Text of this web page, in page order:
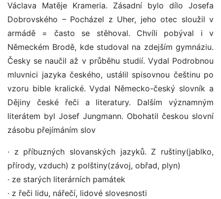
Václava Matěje Krameria. Zásadní bylo dílo Josefa
Dobrovského – Pocházel z Uher, jeho otec sloužil v
armádě = často se stěhoval. Chvíli pobýval i v
Německém Brodě, kde studoval na zdejším gymnáziu.
Česky se naučil až v průběhu studií. Vydal Podrobnou
mluvnici jazyka českého, ustálil spisovnou češtinu po
vzoru bible kralické. Vydal Německo-český slovník a
Dějiny české řeči a literatury. Dalším významným
literátem byl Josef Jungmann. Obohatil českou slovní
zásobu přejímáním slov
· z příbuzných slovanských jazyků. Z ruštiny(jablko,
přírody, vzduch) z polštiny(závoj, obřad, plyn)
· ze starých literárních památek
· z řeči lidu, nářečí, lidové slovesnosti